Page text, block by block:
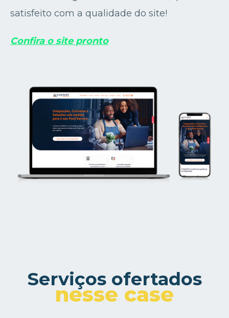
satisfeito com a qualidade do site!
Confira o site pronto
Serviços ofertados
nesse case